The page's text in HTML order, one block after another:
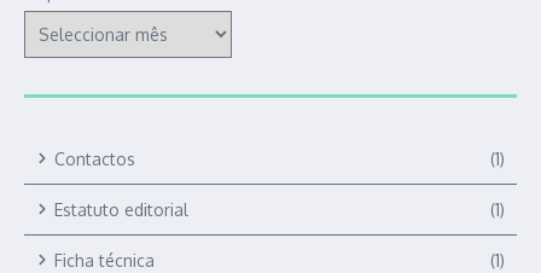
Contactos (1)
Estatuto editorial (1)
Ficha técnica (1)